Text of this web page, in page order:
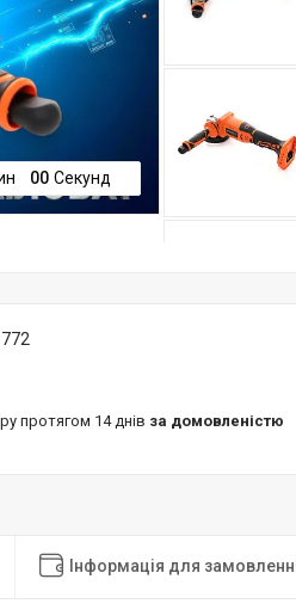
00 Секунд
протягом 14 днів за домовленістю
Інформація для